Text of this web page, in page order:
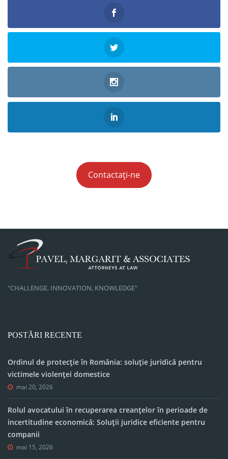
Contactați-ne
"CHALLENGE, INNOVATION, KNOWLEDGE"
POSTĂRI RECENTE
Ordinul de protecție în România: soluție juridică pentru
victimele violenței domestice
mai 20, 2026
Rolul avocatului în recuperarea creanțelor în perioade de
incertitudine economică: Soluții juridice eficiente pentru
companii
mai 15, 2026